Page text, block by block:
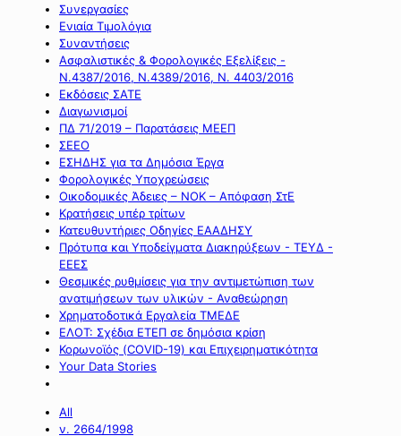
Συνεργασίες
Ενιαία Τιμολόγια
Συναντήσεις
Ασφαλιστικές & Φορολογικές Εξελίξεις -
Ν.4387/2016, Ν.4389/2016, Ν. 4403/2016
Εκδόσεις ΣΑΤΕ
Διαγωνισμοί
ΠΔ 71/2019 – Παρατάσεις ΜΕΕΠ
ΣΕΕΟ
ΕΣΗΔΗΣ για τα Δημόσια Έργα
Φορολογικές Υποχρεώσεις
Οικοδομικές Άδειες – ΝΟΚ – Απόφαση ΣτΕ
Κρατήσεις υπέρ τρίτων
Κατευθυντήριες Οδηγίες ΕΑΑΔΗΣΥ
Πρότυπα και Υποδείγματα Διακηρύξεων - ΤΕΥΔ -
ΕΕΕΣ
Θεσμικές ρυθμίσεις για την αντιμετώπιση των
ανατιμήσεων των υλικών - Αναθεώρηση
Χρηματοδοτικά Εργαλεία ΤΜΕΔΕ
ΕΛΟΤ: Σχέδια ΕΤΕΠ σε δημόσια κρίση
Κορωνοϊός (COVID-19) και Επιχειρηματικότητα
Your Data Stories
All
ν. 2664/1998